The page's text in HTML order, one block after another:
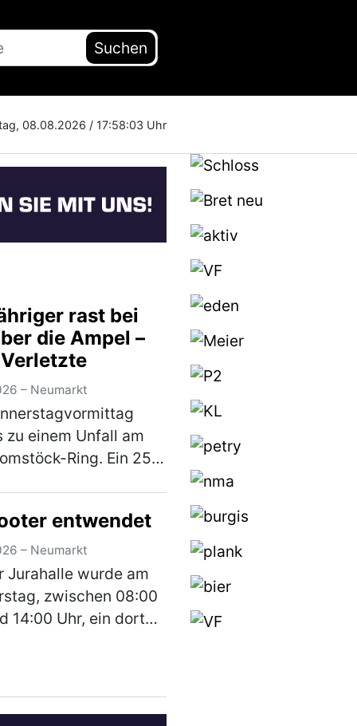
Suchen
08.08.2026 / 17:58:04 Uhr
rast bei
die Ampel –
– Neumarkt
zu einem Unfall am
Ring. Ein 25-
als er an der
mit der
St-Florian-Straß…
entwendet
– Neumarkt
Jurahalle wurde am
zwischen 08:00
14:00 Uhr, ein dort